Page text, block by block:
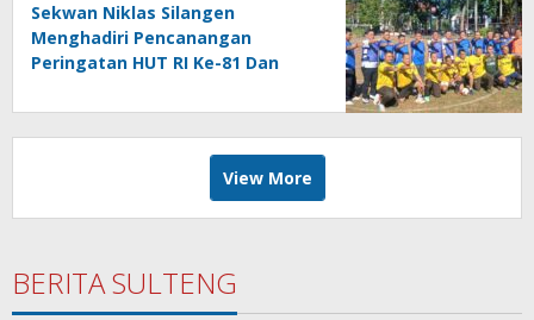
Sekwan Niklas Silangen
Menghadiri Pencanangan
Peringatan HUT RI Ke-81 Dan
Gubernur Fun Game Mini Soccer
Melawan Tim Kodam XIII
View More
BERITA SULTENG